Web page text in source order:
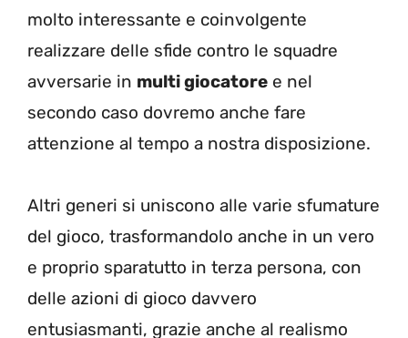
molto interessante e coinvolgente
realizzare delle sfide contro le squadre
avversarie in multi giocatore e nel
secondo caso dovremo anche fare
attenzione al tempo a nostra disposizione.
Altri generi si uniscono alle varie sfumature
del gioco, trasformandolo anche in un vero
e proprio sparatutto in terza persona, con
delle azioni di gioco davvero
entusiasmanti, grazie anche al realismo